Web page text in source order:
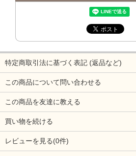
特定商取引法に基づく表記 (返品など)
この商品について問い合わせる
この商品を友達に教える
買い物を続ける
レビューを見る(0件)